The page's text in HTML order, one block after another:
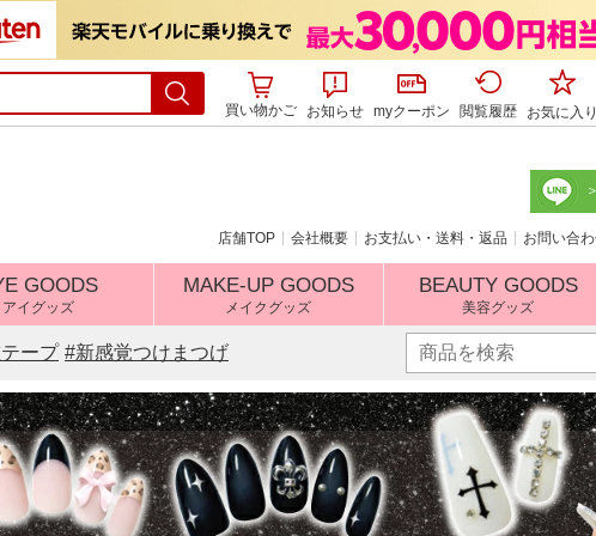
買い物かご お知らせ myクーポン 閲覧履歴 お気に入り